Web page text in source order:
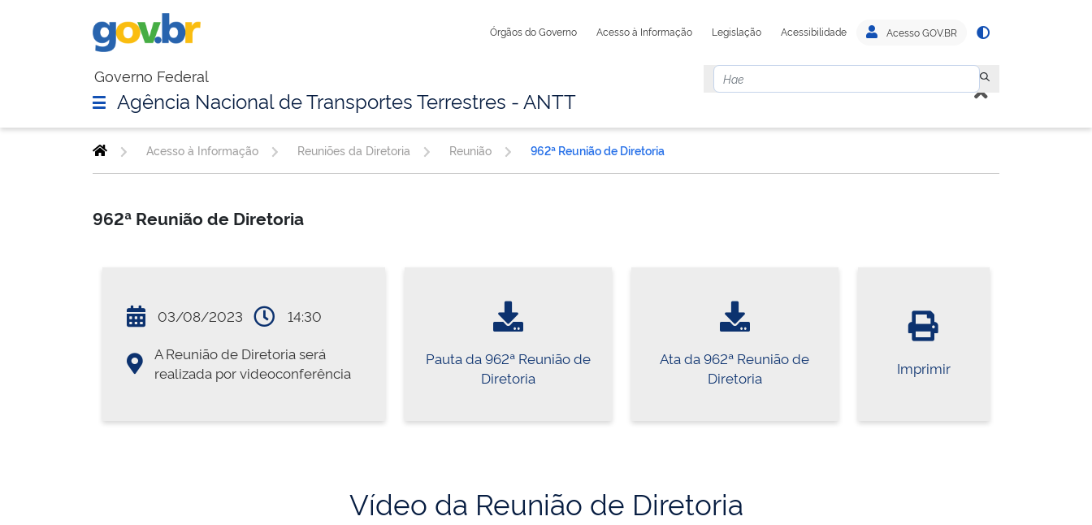
Órgãos do Governo Acesso à Informação Legislação Acessibilidade Acesso GOV.BR
Governo Federal
Agência Nacional de Transportes Terrestres - ANTT
Acesso à Informação Reuniões da Diretoria Reunião 962ª Reunião de Diretoria
962ª Reunião de Diretoria
03/08/2023
14:30
A Reunião de Diretoria será
realizada por videoconferência
Pauta da 962ª Reunião de
Diretoria
Ata da 962ª Reunião de
Diretoria
Imprimir
Vídeo da Reunião de Diretoria